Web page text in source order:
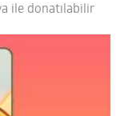
ile donatılabilir